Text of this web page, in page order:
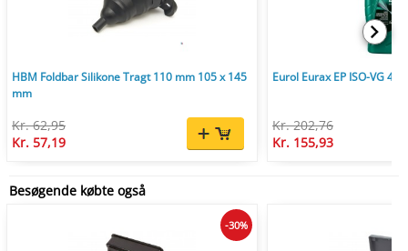
HBM Foldbar Silikone Tragt 110 mm 105 x 145
mm
Kr. 62,95
Kr. 57,19
Eurol Eurax EP ISO-VG
Kr. 202,76
Kr. 155,93
Besøgende købte også
-30%